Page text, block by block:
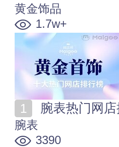
黄金饰品
1.7w+
腕表热门网
腕表
3390